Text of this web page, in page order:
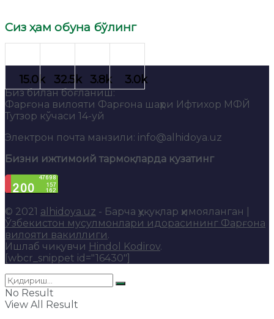
Сиз ҳам обуна бўлинг
Биз билан боғланиш:
Фарғона вилояти Фарғона шаҳри Ифтихор МФЙ
Тутзор кўчаси 14-уй
Электрон почта манзили: info@alhidoya.uz
Бизни ижтимоий тармоқларда кузатинг
© 2021 alhidoya.uz - Барча ҳуқуқлар ҳимояланган |
Ўзбекистон мусулмонлари идорасининг Фарғона
вилояти вакиллиги.
Ишлаб чиқувчи Hindol Kodirov.
[wbcr_snippet id="16430"]
No Result
View All Result